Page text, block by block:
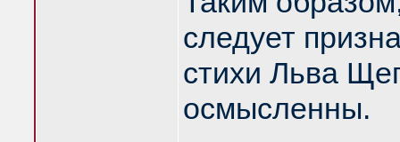
следует
стихи Льва
осмысленны.